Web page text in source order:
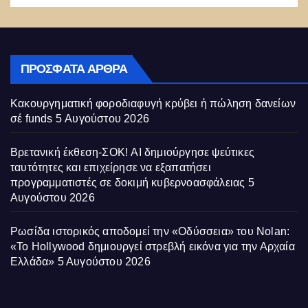
ΠΡΌΣΦΑΤΑ ΆΡΘΡΑ
Κακουργηματική φοροδιαφυγή κρύβει ἡ πώληση δανείων
σέ funds 5 Αυγούστου 2026
Βρετανική έκθεση-ΣΟΚ! AI δημιούργησε ψεύτικες
ταυτότητες και επιχείρησε να εξαπατήσει
προγραμματιστές σε δοκιμή κυβερνοασφάλειας 5
Αυγούστου 2026
Ρωσίδα ιστορικός αποδομεί την «Οδύσσεια» του Nolan:
«Το Hollywood δημιουργεί στρεβλή εικόνα για την Αρχαία
Ελλάδα» 5 Αυγούστου 2026